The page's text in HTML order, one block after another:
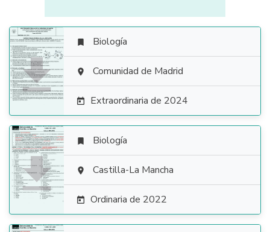

 Biología
 Comunidad de Madrid
 Extraordinaria de 2024

 Biología
 Castilla-La Mancha
 Ordinaria de 2022